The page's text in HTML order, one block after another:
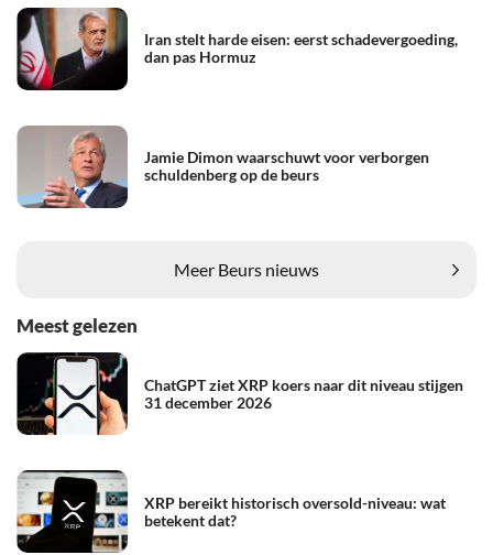
Iran stelt harde eisen: eerst schadevergoeding,
dan pas Hormuz
Jamie Dimon waarschuwt voor verborgen
schuldenberg op de beurs
Meer Beurs nieuws
Meest gelezen
ChatGPT ziet XRP koers naar dit niveau stijgen
31 december 2026
XRP bereikt historisch oversold-niveau: wat
betekent dat?